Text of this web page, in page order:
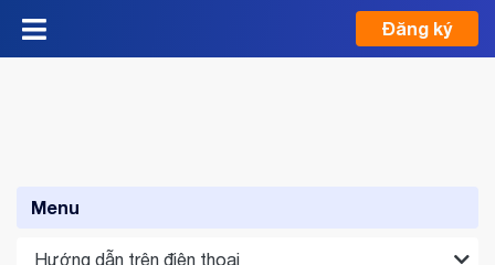
Đăng ký
Menu
Hướng dẫn trên điện thoại